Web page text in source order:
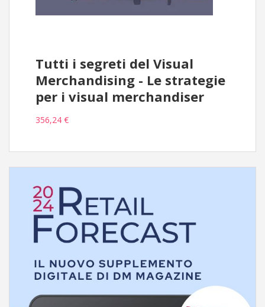
Tutti i segreti del Visual
Merchandising - Le strategie
per i visual merchandiser
356,24 €